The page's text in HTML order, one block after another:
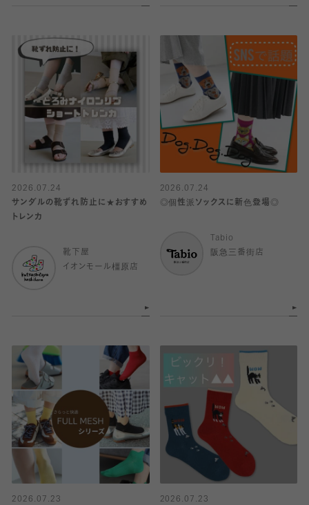
2026.07.24
サンダルの靴ずれ防止に★おすすめ
トレンカ
靴下屋
イオンモール橿原店
2026.07.24
◎個性派ソックスに新色登場◎
Tabio
阪急三番街店
2026.07.23
2026.07.23